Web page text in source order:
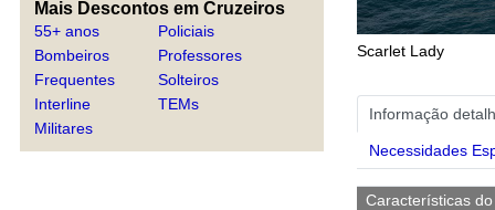
Mais Descontos em Cruzeiros
55+ anos
Bombeiros
Frequentes
Interline
Militares
Policiais
Professores
Solteiros
TEMs
Scarlet Lady
Informação
Necessidades
Características